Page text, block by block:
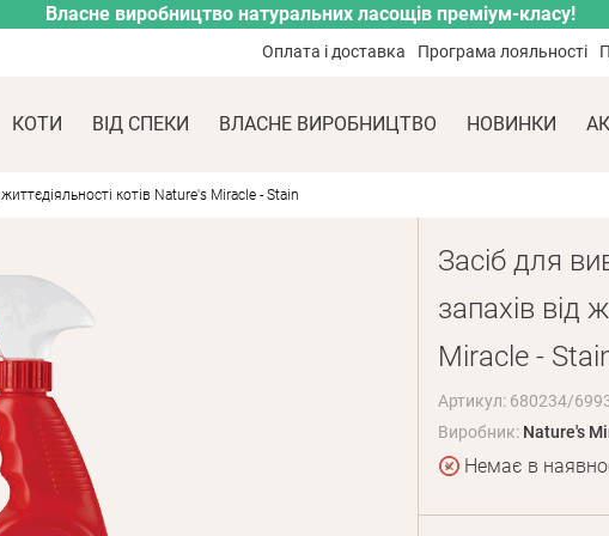
Власне виробництво натуральних ласощів преміум-класу!
Оплата і доставка Програма лояльності
КОТИ ВІД СПЕКИ ВЛАСНЕ ВИРОБНИЦТВО НОВИНКИ
котів Nature's Miracle - Stain
Засіб для
запахів від
Miracle -
Артикул: 680234/
Виробник: Nature's
Немає в